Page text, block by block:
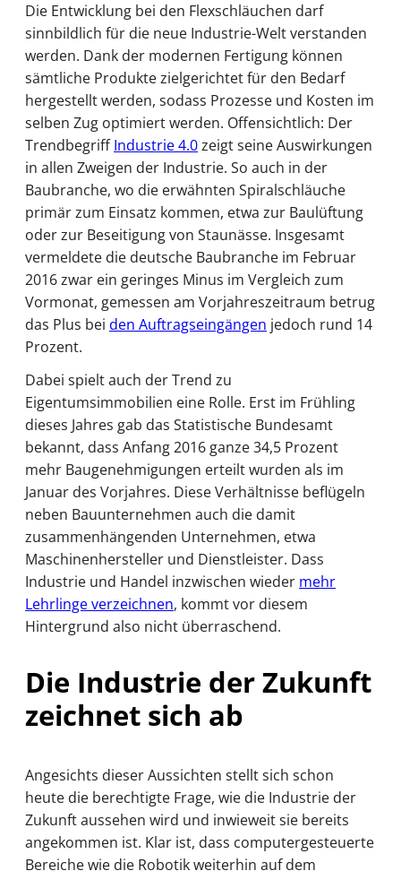
Die Entwicklung bei den Flexschläuchen darf
sinnbildlich für die neue Industrie-Welt verstanden
werden. Dank der modernen Fertigung können
sämtliche Produkte zielgerichtet für den Bedarf
hergestellt werden, sodass Prozesse und Kosten im
selben Zug optimiert werden. Offensichtlich: Der
TrendbegriffIndustrie 4.0zeigt seine Auswirkungen
in allen Zweigen der Industrie. So auch in der
Baubranche, wo die erwähnten Spiralschläuche
primär zum Einsatz kommen, etwa zur Baulüftung
oder zur Beseitigung von Staunässe. Insgesamt
vermeldete die deutsche Baubranche im Februar
2016 zwar ein geringes Minus im Vergleich zum
Vormonat, gemessen am Vorjahreszeitraum betrug
das Plus bei den Auftragseingängen jedoch rund 14
Prozent.
Dabei spielt auch der Trend zu
Eigentumsimmobilien eine Rolle. Erst im Frühling
dieses Jahres gab das Statistische Bundesamt
bekannt, dass Anfang 2016 ganze 34,5 Prozent
mehr Baugenehmigungen erteilt wurden als im
Januar des Vorjahres. Diese Verhältnisse beflügeln
neben Bauunternehmen auch die damit
zusammenhängenden Unternehmen, etwa
Maschinenhersteller und Dienstleister. Dass
Industrie und Handel inzwischen wieder mehr
Lehrlinge verzeichnen, kommt vor diesem
Hintergrund also nicht überraschend.
Die Industrie der Zukunft
zeichnet sich ab
Angesichts dieser Aussichten stellt sich schon
heute die berechtigte Frage, wie die Industrie der
Zukunft aussehen wird und inwieweit sie bereits
angekommen ist. Klar ist, dass computergesteuerte
Bereiche wie die Robotik weiterhin auf dem